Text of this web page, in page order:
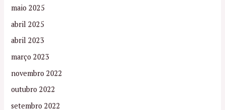
maio 2025
abril 2025
abril 2023
março 2023
novembro 2022
outubro 2022
setembro 2022